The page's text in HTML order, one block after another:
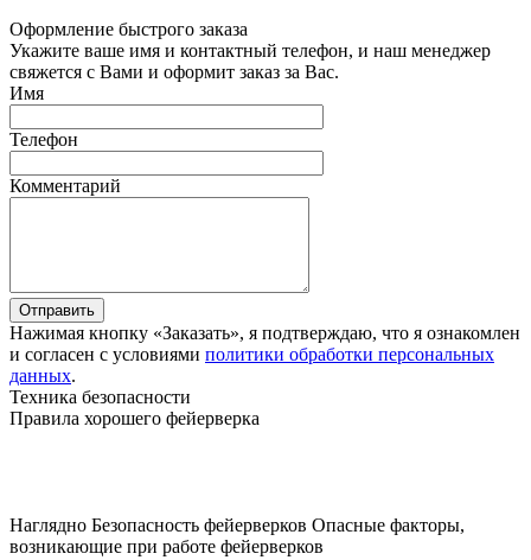
Оформление быстрого заказа
Укажите ваше имя и контактный телефон, и наш менеджер
свяжется с Вами и оформит заказ за Вас.
Имя
Телефон
Комментарий
Отправить
Нажимая кнопку «Заказать», я подтверждаю, что я ознакомлен
и согласен с условиями политики обработки персональных
данных.
Техника безопасности
Правила хорошего фейерверка
Наглядно Безопасность фейерверков Опасные факторы,
возникающие при работе фейерверков